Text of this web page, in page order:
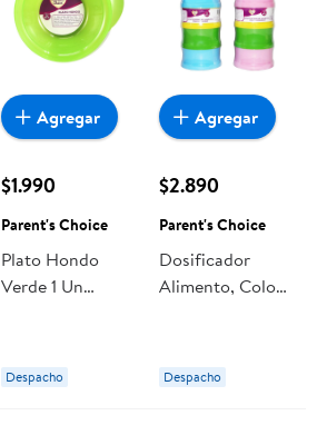
$1.990
Parent's Choice
Plato Hondo
Verde 1 Un
Despacho
Agregar
$2.890
Parent's Choice
Dosificador
Alimento, Color
Despacho
Agregar